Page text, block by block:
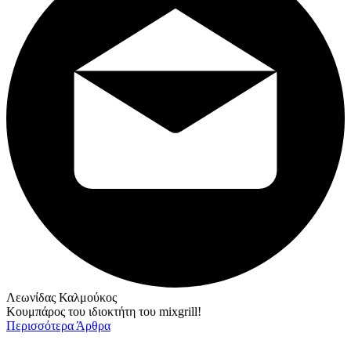
Λεωνίδας Καλμούκος
Κουμπάρος του ιδιοκτήτη του mixgrill!
Περισσότερα Άρθρα